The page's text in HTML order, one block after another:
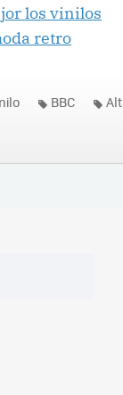
los vinilos
retro
BBC